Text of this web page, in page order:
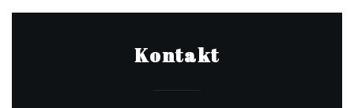
Kontakt